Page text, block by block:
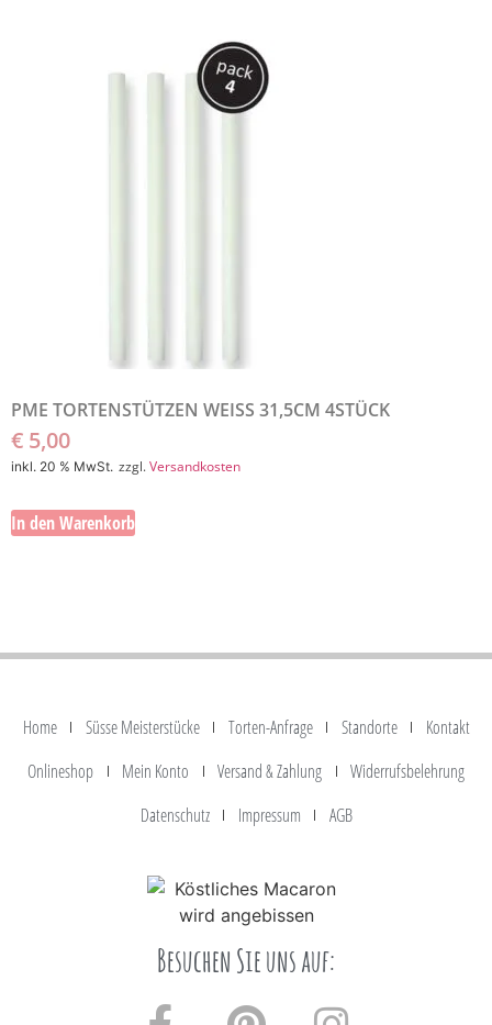
PME TORTENSTÜTZEN WEISS 31,5CM 4STÜCK
€ 5,00
inkl. 20 % MwSt. zzgl.Versandkosten
In den Warenkorb
Home Süsse Meisterstücke Torten-Anfrage Standorte
Kontakt
Onlineshop
Mein Konto Versand & Zahlung
Widerrufsbelehrung
Datenschutz
Impressum AGB
Besuchen Sie uns auf: